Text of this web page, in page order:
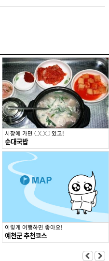
시장에 가면 ○○○ 있고!
순대국밥
이렇게 여행하면 좋아요!
예천군 추천코스